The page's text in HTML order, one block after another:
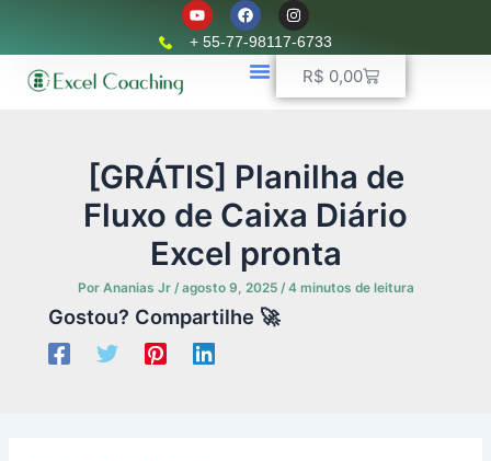
conteúdo
Y
o
u
t
F
a
c
e
b
o
I
n
s
t
r
+ 55-77-98117-6733
R$ 0,00Carrinho
[GRÁTIS] Planilha de
Fluxo de Caixa Diário
Excel pronta
Por Ananias Jr /agosto 9, 2025 /4 minutos de leitura
Gostou? Compartilhe 🚀